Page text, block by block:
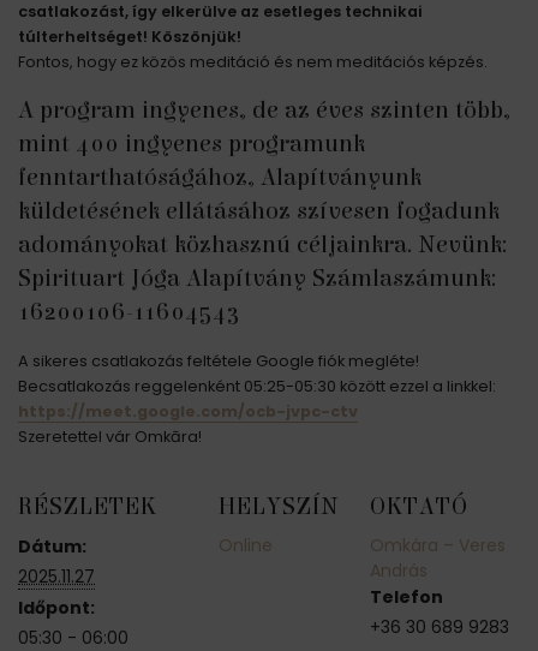
RÉSZLETEK
Dátum:
2025.11.27
Időpont:
05:30 - 06:00
HELYSZÍN
Online
OKTATÓ
Omkára – Veres
András
Telefon
+36 30 689 9283
csatlakozást, így elkerülve az esetleges technikai
túlterheltséget! Köszönjük!
Fontos, hogy ez közös meditáció és nem meditációs képzés.
A program ingyenes, de az éves szinten több,
mint 400 ingyenes programunk
fenntarthatóságához, Alapítványunk
küldetésének ellátásához szívesen fogadunk
adományokat közhasznú céljainkra. Nevünk:
Spirituart Jóga Alapítvány Számlaszámunk:
16200106-11604543
A sikeres csatlakozás feltétele Google fiók megléte!
Becsatlakozás reggelenként 05:25-05:30 között ezzel a linkkel:
https://meet.google.com/ocb-jvpc-ctv
Szeretettel vár Omkāra!